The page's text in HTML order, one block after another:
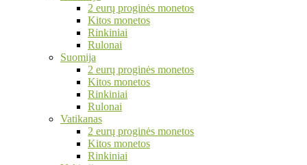
2 eurų proginės monetos
Kitos monetos
Rinkiniai
Rulonai
Suomija
2 eurų proginės monetos
Kitos monetos
Rinkiniai
Rulonai
Vatikanas
2 eurų proginės monetos
Kitos monetos
Rinkiniai